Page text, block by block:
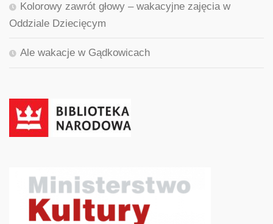
Kolorowy zawrót głowy – wakacyjne zajęcia w
Oddziale Dziecięcym
Ale wakacje w Gądkowicach